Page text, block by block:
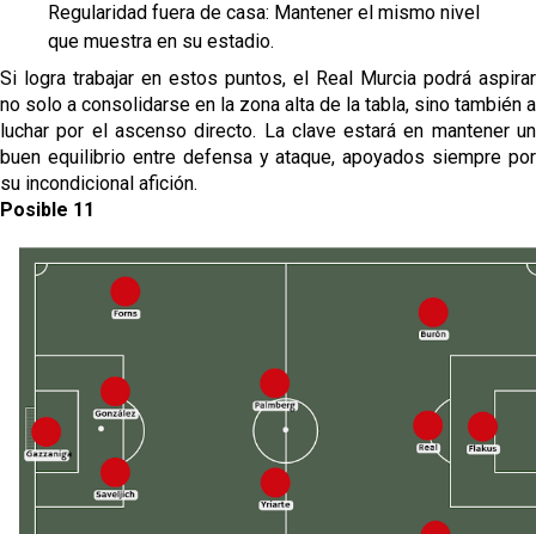
Regularidad fuera de casa: Mantener el mismo nivel
que muestra en su estadio.
Si logra trabajar en estos puntos, el Real Murcia podrá aspirar
no solo a consolidarse en la zona alta de la tabla, sino también a
luchar por el ascenso directo. La clave estará en mantener un
buen equilibrio entre defensa y ataque, apoyados siempre por
su incondicional afición.
Posible 11